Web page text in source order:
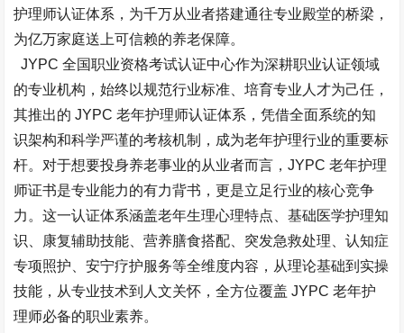
护理师认证体系，为千万从业者搭建通往专业殿堂的桥梁，
为亿万家庭送上可信赖的养老保障。​
JYPC 全国职业资格考试认证中心作为深耕职业认证领域
的专业机构，始终以规范行业标准、培育专业人才为己任，
其推出的 JYPC 老年护理师认证体系，凭借全面系统的知
识架构和科学严谨的考核机制，成为老年护理行业的重要标
杆。对于想要投身养老事业的从业者而言，JYPC 老年护理
师证书是专业能力的有力背书，更是立足行业的核心竞争
力。这一认证体系涵盖老年生理心理特点、基础医学护理知
识、康复辅助技能、营养膳食搭配、突发急救处理、认知症
专项照护、安宁疗护服务等全维度内容，从理论基础到实操
技能，从专业技术到人文关怀，全方位覆盖 JYPC 老年护
理师必备的职业素养。​